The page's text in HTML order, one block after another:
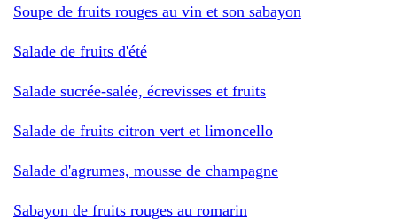
Soupe de fruits rouges au vin et son sabayon
Salade de fruits d'été
Salade sucrée-salée, écrevisses et fruits
Salade de fruits citron vert et limoncello
Salade d'agrumes, mousse de champagne
Sabayon de fruits rouges au romarin